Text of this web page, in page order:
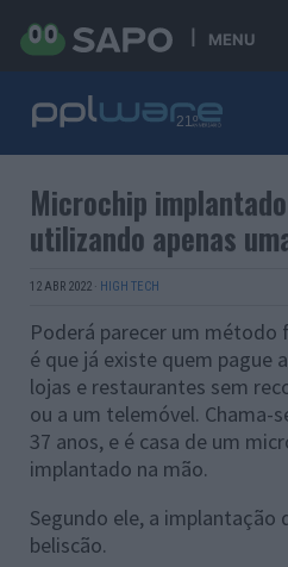
MENU
Microchip
utilizando apenas
12 ABR 2022 · HIGH TECH
Poderá parecer um
é que já existe quem pague
lojas e restaurantes sem
ou a um telemóvel. Chama-
37 anos, e é casa de um
implantado na mão.
Segundo ele, a
beliscão.